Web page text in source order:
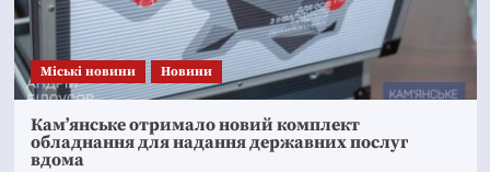
Mіські новини Новини
Кам’янське отримало новий комплект
обладнання для надання державних послуг
вдома